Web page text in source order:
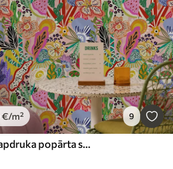
€/m² 9
Abstrakta ziedu apdruka popārta stilā